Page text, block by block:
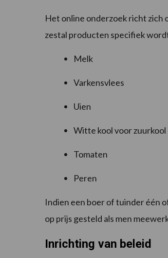
Het online onderzoek richt zich
zestal producten specifiek
Melk
Varkensvlees
Uien
Witte kool voor zuurkool
Tomaten
Peren
Indien een boer of tuinder één
op prijs gesteld als men
Inrichting van beleid